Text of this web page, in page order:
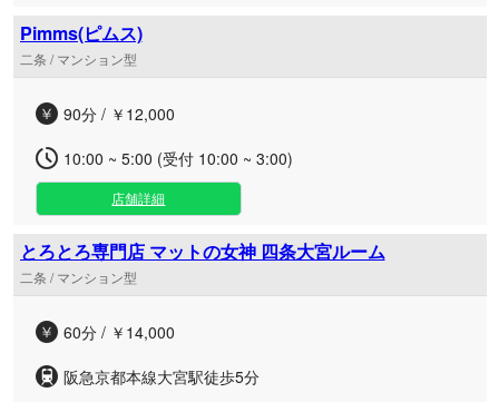
Pimms(ピムス)
二条 / マンション型
90分 / ￥12,000
10:00 ~ 5:00 (受付 10:00 ~ 3:00)
店舗詳細
とろとろ専門店 マットの女神 四条大宮ルーム
二条 / マンション型
60分 / ￥14,000
阪急京都本線大宮駅徒歩5分